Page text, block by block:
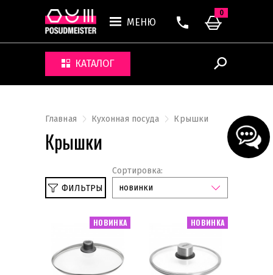
МЕНЮ
КАТАЛОГ
0
Главная Кухонная посуда Крышки
Крышки
Сортировка:
новинки
ФИЛЬТРЫ
Наборы для фондю
Кастрюли
НОВИНКА НОВИНКА